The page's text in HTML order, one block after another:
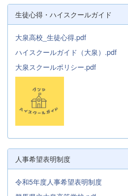
生徒心得・ハイスクールガイド
大泉高校_生徒心得.pdf
ハイスクールガイド（大泉）.pdf
大泉スクールポリシー.pdf
人事希望表明制度
令和5年度人事希望表明制度